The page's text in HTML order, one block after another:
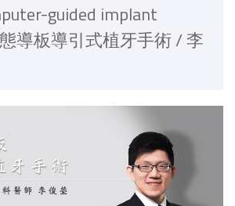
guided implant
導板導引式植牙手術 / 李